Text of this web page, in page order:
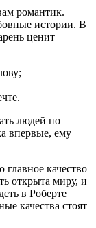
романтик.
истории. В
ценит
людей по
впервые, ему
качество
открыта миру, и
в Роберте
качества стоят